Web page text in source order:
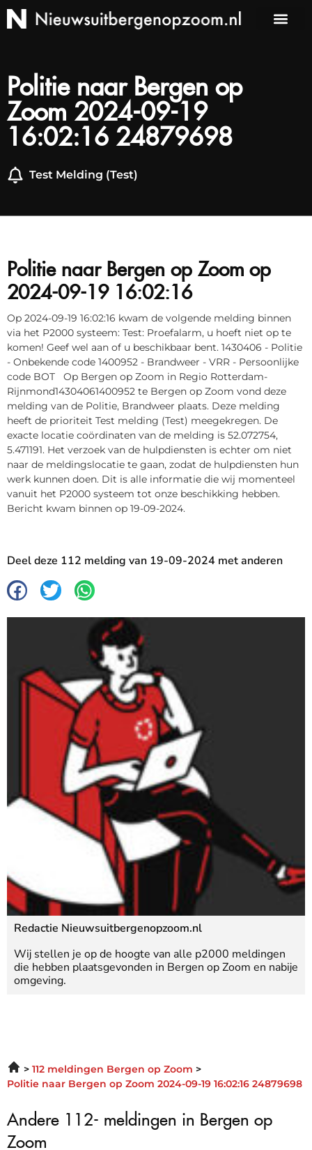
Politie naar Bergen op
Zoom 2024-09-19
16:02:16 24879698
Test Melding (Test)
Politie naar Bergen op Zoom op
2024-09-19 16:02:16
Op 2024-09-19 16:02:16 kwam de volgende melding binnen
via het P2000 systeem: Test: Proefalarm, u hoeft niet op te
komen! Geef wel aan of u beschikbaar bent. 1430406 - Politie
- Onbekende code 1400952 - Brandweer - VRR - Persoonlijke
code BOT Op Bergen op Zoom in Regio Rotterdam-
Rijnmond14304061400952 te Bergen op Zoom vond deze
melding van de Politie, Brandweer plaats. Deze melding
heeft de prioriteit Test melding (Test) meegekregen. De
exacte locatie coördinaten van de melding is 52.072754,
5.471191. Het verzoek van de hulpdiensten is echter om niet
naar de meldingslocatie te gaan, zodat de hulpdiensten hun
werk kunnen doen. Dit is alle informatie die wij momenteel
vanuit het P2000 systeem tot onze beschikking hebben.
Bericht kwam binnen op 19-09-2024.
Deel deze 112 melding van 19-09-2024 met anderen
Redactie Nieuwsuitbergenopzoom.nl
Wij stellen je op de hoogte van alle p2000 meldingen
die hebben plaatsgevonden in Bergen op Zoom en nabije
omgeving.
112 meldingen Bergen op Zoom
Politie naar Bergen op Zoom 2024-09-19 16:02:16 24879698
Andere 112- meldingen in Bergen op
Zoom